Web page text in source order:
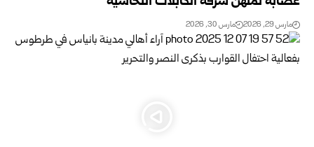
مارس 29, 2026 مارس 30, 2026